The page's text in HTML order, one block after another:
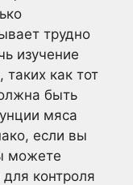
трудно
изучение
таких как тот
быть
мяса
если вы
можете
контроля